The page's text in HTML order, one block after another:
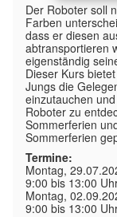
Der Roboter soll
Farben
dass er diesen
abtransportieren
eigenständig
Dieser Kurs
Jungs die
einzutauchen
Roboter zu
Sommerferien
Sommerferien
Termine:
Montag,
9:00 bis 13:00
Montag,
9:00 bis 13:00